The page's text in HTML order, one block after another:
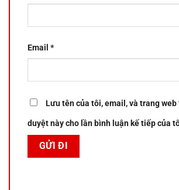
Email *
Lưu tên của tôi, email, và trang
duyệt này cho lần bình luận kế tiếp của